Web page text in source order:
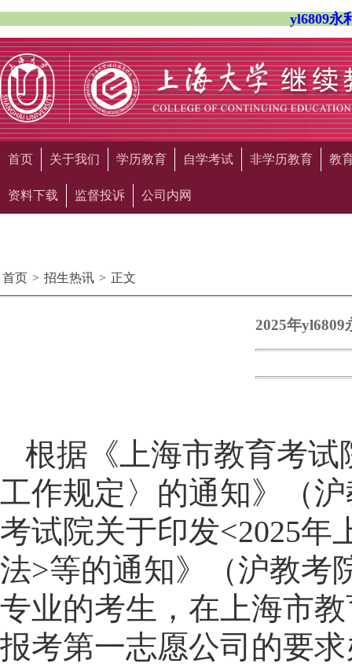
yl6809永
首页 关于我们 学历教育 自学考试 非学历教育 教
资料下载 监督投诉 公司内网
首页 > 招生热讯 > 正文
2025年yl6809
根据《上海市教育考试
工作规定〉的通知》（
考试院关于印发<2025
法>等的通知》（沪教考
专业的考生，在上海市
报考第一志愿公司的要